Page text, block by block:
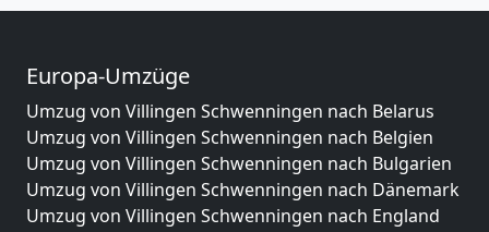
Europa-Umzüge
Umzug von Villingen Schwenningen nach Belarus
Umzug von Villingen Schwenningen nach Belgien
Umzug von Villingen Schwenningen nach Bulgarien
Umzug von Villingen Schwenningen nach Dänemark
Umzug von Villingen Schwenningen nach England